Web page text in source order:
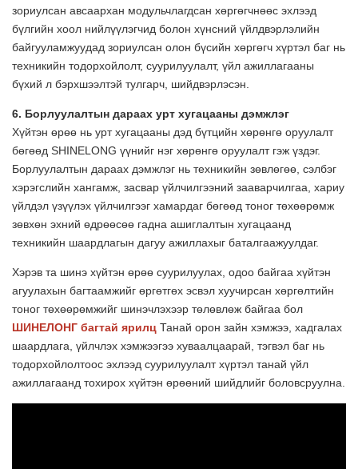
зориулсан авсаархан модульчлагдсан хөргөгчнөөс эхлээд
бүлгийн хоол нийлүүлэгчид болон хүнсний үйлдвэрлэлийн
байгууламжуудад зориулсан олон бүсийн хөргөгч хүртэл баг нь
техникийн тодорхойлолт, суурилуулалт, үйл ажиллагааны
бүхий л бэрхшээлтэй тулгарч, шийдвэрлэсэн.
6. Борлуулалтын дараах урт хугацааны дэмжлэг
Хүйтэн өрөө нь урт хугацааны дэд бүтцийн хөрөнгө оруулалт
бөгөөд SHINELONG үүнийг нэг хөрөнгө оруулалт гэж үздэг.
Борлуулалтын дараах дэмжлэг нь техникийн зөвлөгөө, сэлбэг
хэрэгслийн хангамж, засвар үйлчилгээний зааварчилгаа, хариу
үйлдэл үзүүлэх үйлчилгээг хамардаг бөгөөд тоног төхөөрөмж
зөвхөн эхний өдрөөсөө гадна ашиглалтын хугацаанд
техникийн шаардлагын дагуу ажиллахыг баталгаажуулдаг.
Хэрэв та шинэ хүйтэн өрөө суурилуулах, одоо байгаа хүйтэн
агуулахын багтаамжийг өргөтгөх эсвэл хуучирсан хөргөлтийн
тоног төхөөрөмжийг шинэчлэхээр төлөвлөж байгаа бол
ШИНЕЛОНГ багтай ярилц Танай орон зайн хэмжээ, хадгалах
шаардлага, үйлчлэх хэмжээгээ хуваалцаарай, тэгвэл баг нь
тодорхойлолтоос эхлээд суурилуулалт хүртэл танай үйл
ажиллагаанд тохирох хүйтэн өрөөний шийдлийг боловсруулна.